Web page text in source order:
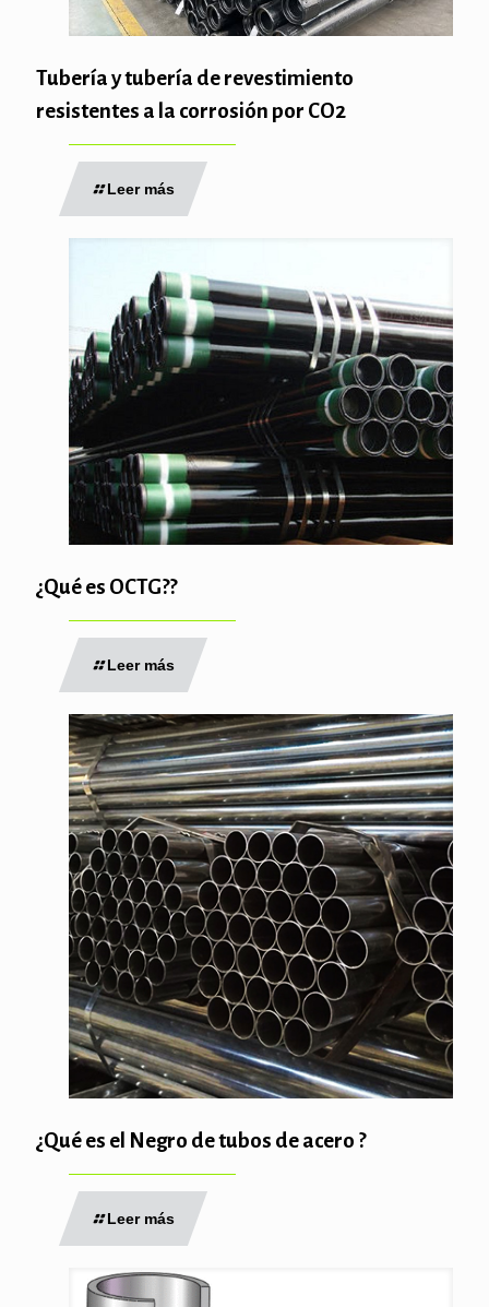
Tubería y tubería de revestimiento
resistentes a la corrosión por CO2
Leer más
¿Qué es OCTG??
Leer más
¿Qué es el Negro de tubos de acero ?
Leer más